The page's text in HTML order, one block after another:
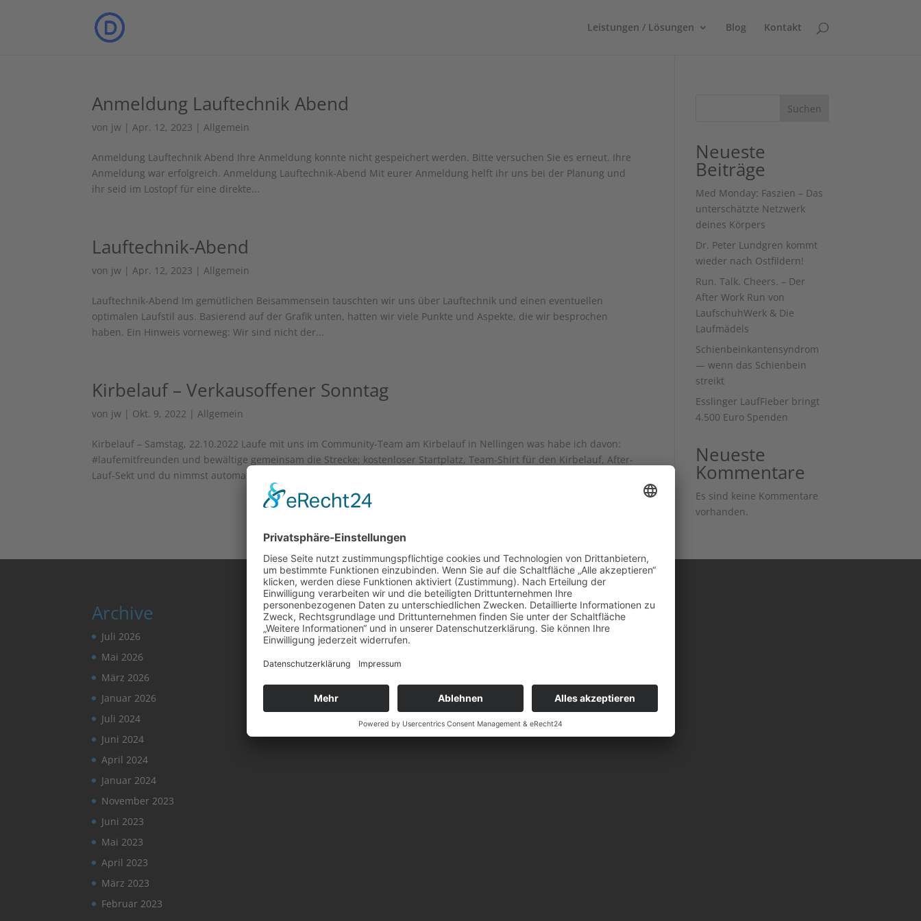
Leistungen / Lösungen Blog Kontakt
Anmeldung Lauftechnik Abend
von jw |Apr. 12, 2023 |Allgemein
Anmeldung Lauftechnik Abend Ihre Anmeldung konnte nicht gespeichert werden. Bitte versuchen Sie es erneut. Ihre
Anmeldung war erfolgreich. Anmeldung Lauftechnik-Abend Mit eurer Anmeldung helft ihr uns bei der Planung und
ihr seid im Lostopf für eine direkte...
Lauftechnik-Abend
von jw |Apr. 12, 2023 |Allgemein
Lauftechnik-Abend Im gemütlichen Beisammensein tauschten wir uns über Lauftechnik und einen eventuellen
optimalen Laufstil aus. Basierend auf der Grafik unten, hatten wir viele Punkte und Aspekte, die wir besprochen
haben. Ein Hinweis vorneweg: Wir sind nicht der...
Kirbelauf – Verkausoffener Sonntag
von jw | Okt. 9, 2022 |Allgemein
Kirbelauf – Samstag, 22.10.2022 Laufe mit uns im Community-Team am Kirbelauf in Nellingen was habe ich davon:
#laufemitfreunden und bewältige gemeinsam die Strecke; kostenloser Startplatz, Team-Shirt für den Kirbelauf, After-
Lauf-Sekt und du nimmst automatisch...
Suchen
Neueste
Beiträge
Med Monday: Faszien – Das
unterschätzte Netzwerk
deines Körpers
Dr. Peter Lundgren kommt
wieder nach Ostfildern!
Run. Talk. Cheers. – Der
After Work Run von
LaufschuhWerk & Die
Laufmädels
Schienbeinkantensyndrom
— wenn das Schienbein
streikt
Esslinger LaufFieber bringt
4.500 Euro Spenden
Neueste
Kommentare
Es sind keine Kommentare
vorhanden.
Archive
Juli 2026
Mai 2026
März 2026
Januar 2026
Juli 2024
Juni 2024
April 2024
Januar 2024
November 2023
Juni 2023
Mai 2023
April 2023
März 2023
Februar 2023